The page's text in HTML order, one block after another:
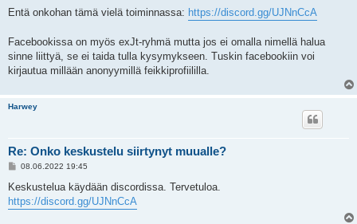
Entä onkohan tämä vielä toiminnassa: https://discord.gg/UJNnCcA
Facebookissa on myös exJt-ryhmä mutta jos ei omalla nimellä halua
sinne liittyä, se ei taida tulla kysymykseen. Tuskin facebookiin voi
kirjautua millään anonyymillä feikkiprofiililla.
Harwey
Re: Onko keskustelu siirtynyt muualle?
V
e
t
08.06.2022 19:45
Keskustelua käydään discordissa. Tervetuloa.
https://discord.gg/UJNnCcA